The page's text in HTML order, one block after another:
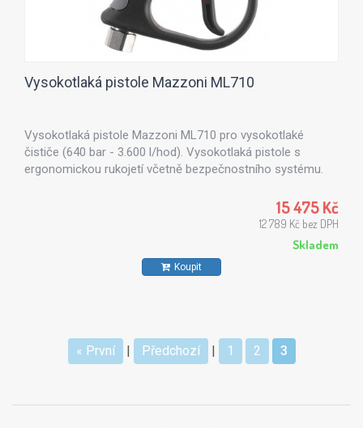
Vysokotlaká pistole Mazzoni ML710
Vysokotlaká pistole Mazzoni ML710 pro vysokotlaké
čističe (640 bar - 3.600 l/hod). Vysokotlaká pistole s
ergonomickou rukojetí včetně bezpečnostního systému.
15 475 Kč
12 789 Kč bez DPH
Skladem
Koupit
« První | Předchozí | 1 2 3